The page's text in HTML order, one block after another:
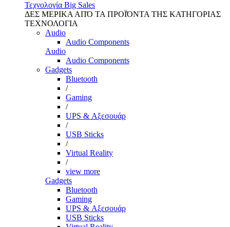
Τεχνολογία Big Sales
ΔΕΣ ΜΕΡΙΚΑ ΑΠΌ ΤΑ ΠΡΟΪΌΝΤΑ ΤΗΣ ΚΑΤΗΓΟΡΙΑΣ
ΤΕΧΝΟΛΟΓΙΑ
Audio
Audio Components
Audio
Audio Components
Gadgets
Bluetooth
/
Gaming
/
UPS & Αξεσουάρ
/
USB Sticks
/
Virtual Reality
/
view more
Gadgets
Bluetooth
Gaming
UPS & Αξεσουάρ
USB Sticks